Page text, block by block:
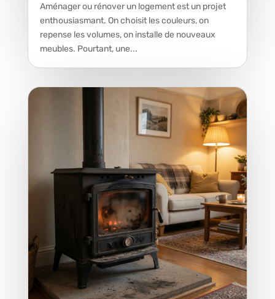
Aménager ou rénover un logement est un projet
enthousiasmant. On choisit les couleurs, on
repense les volumes, on installe de nouveaux
meubles. Pourtant, une...